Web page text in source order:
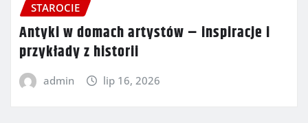
STAROCIE
Antyki w domach artystów – inspiracje i
przykłady z historii
admin lip 16, 2026